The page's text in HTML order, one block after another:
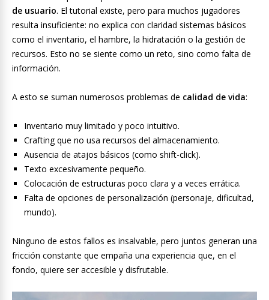
de usuario. El tutorial existe, pero para muchos jugadores
resulta insuficiente: no explica con claridad sistemas básicos
como el inventario, el hambre, la hidratación o la gestión de
recursos. Esto no se siente como un reto, sino como falta de
información.
A esto se suman numerosos problemas de calidad de vida:
Inventario muy limitado y poco intuitivo.
Crafting que no usa recursos del almacenamiento.
Ausencia de atajos básicos (como shift-click).
Texto excesivamente pequeño.
Colocación de estructuras poco clara y a veces errática.
Falta de opciones de personalización (personaje, dificultad,
mundo).
Ninguno de estos fallos es insalvable, pero juntos generan una
fricción constante que empaña una experiencia que, en el
fondo, quiere ser accesible y disfrutable.